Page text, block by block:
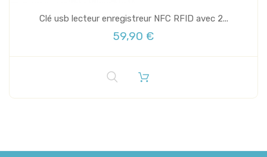
Clé usb lecteur enregistreur NFC RFID avec 2...
59,90 €